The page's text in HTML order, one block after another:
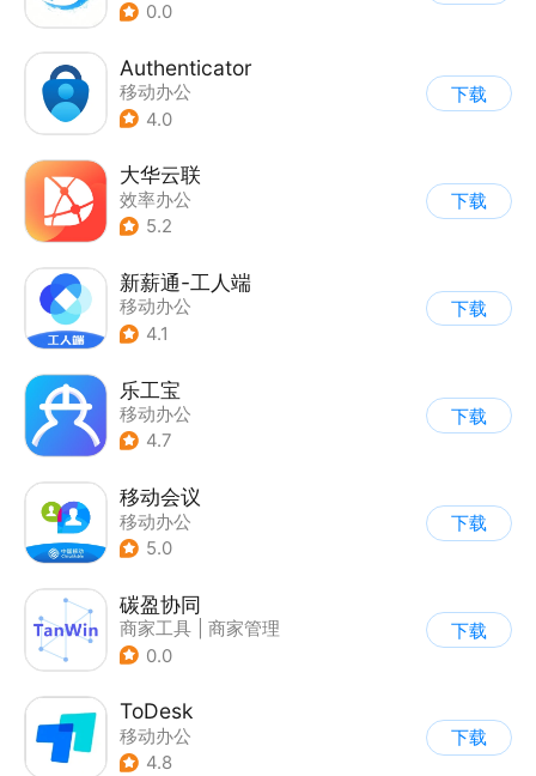
0.0
Authenticator
移动办公
4.0
下载
大华云联
效率办公
5.2
下载
新薪通-工人端
移动办公
4.1
下载
乐工宝
移动办公
4.7
下载
移动会议
移动办公
5.0
下载
碳盈协同
商家工具
商家管理
0.0
下载
ToDesk
移动办公
4.8
下载